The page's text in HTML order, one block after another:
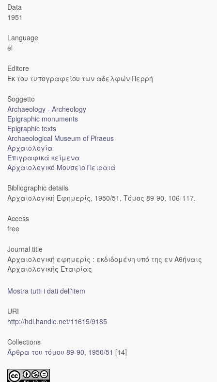
Data
1951
Language
el
Editore
Εκ του τυπογραφείου των αδελφών Περρή
Soggetto
Archaeology - Archeology
Epigraphic monuments
Epigraphic texts
Archaeological Museum of Piraeus
Αρχαιολογία
Επιγραφικά κείμενα
Αρχαιολογικό Μουσείο Πειραιά
Bibliographic details
Αρχαιολογική Εφημερίς, 1950/51, Τόμος 89-90, 106-117.
Access
free
Journal title
Αρχαιολογική εφημερίς : εκδιδομένη υπό της εν Αθήναις
Αρχαιολογικής Εταιρίας
Mostra tutti i dati dell'item
URI
http://hdl.handle.net/11615/9185
Collections
Άρθρα του τόμου 89-90, 1950/51 [14]